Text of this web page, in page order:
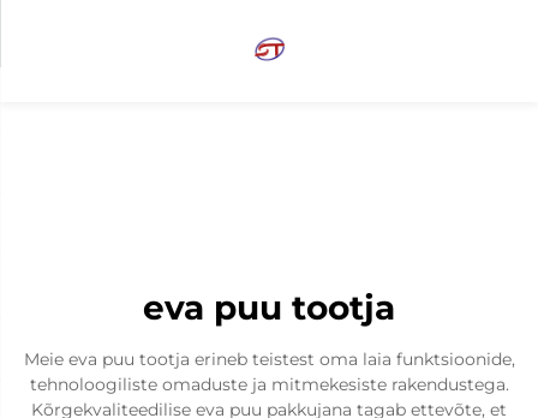
eva puu tootja
Meie eva puu tootja erineb teistest oma laia funktsioonide,
tehnoloogiliste omaduste ja mitmekesiste rakendustega.
Kõrgekvaliteedilise eva puu pakkujana tagab ettevõte, et